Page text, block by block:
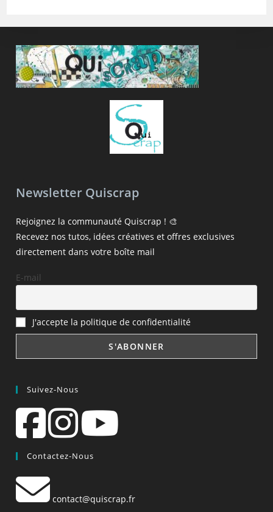
Newsletter Quiscrap
Rejoignez la communauté Quiscrap ! 🎨
Recevez nos tutos, idées créatives et offres exclusives
directement dans votre boîte mail
E-mail
J'accepte la politique de confidentialité
Suivez-Nous
Contactez-Nous
contact@quiscrap.fr